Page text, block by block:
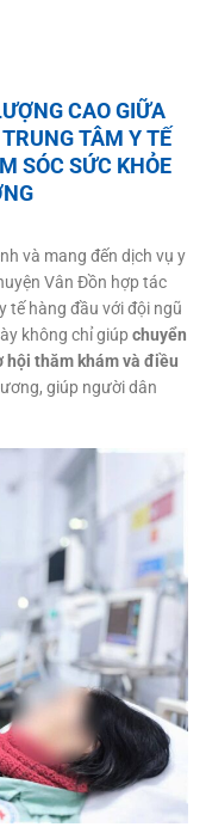
CAO GIỮA
TÂM Y TẾ
SÓC SỨC KHỎE
và mang đến dịch vụ y
Vân Đồn hợp tác
tế hàng đầu với đội ngũ
không chỉ giúp chuyển
hội thăm khám và điều
giúp người dân